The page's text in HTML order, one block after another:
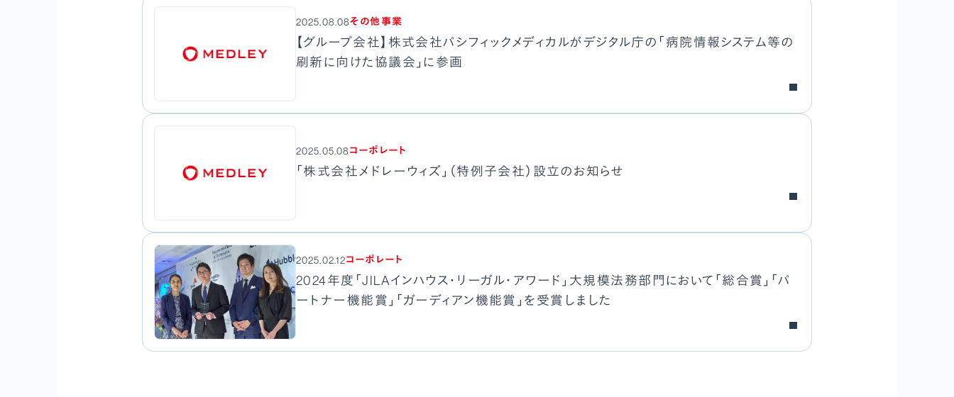
2025.08.08その他事業
【グループ会社】株式会社パシフィックメディカルがデジタル庁の「病院情報システム等の
刷新に向けた協議会」に参画
2025.05.08コーポレート
「株式会社メドレーウィズ」（特例子会社）設立のお知らせ
2025.02.12コーポレート
2024年度「JILAインハウス・リーガル・アワード」大規模法務部門において「総合賞」「パ
ートナー機能賞」「ガーディアン機能賞」を受賞しました